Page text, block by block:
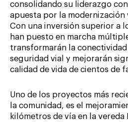
consolidando su liderazgo
apuesta por la modernización
Con una inversión superior a
han puesto en marcha
transformarán la
seguridad vial y mejorarán
calidad de vida de cientos de
Uno de los proyectos más
la comunidad, es el
kilómetros de vía en la